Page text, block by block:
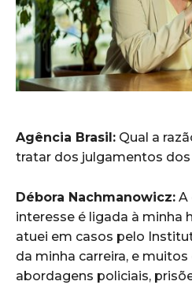
Agência Brasil: Qual a
tratar dos julgamentos dos
Débora Nachmanowicz: A
interesse é ligada à minha
atuei em casos pelo
da minha carreira, e
abordagens policiais,